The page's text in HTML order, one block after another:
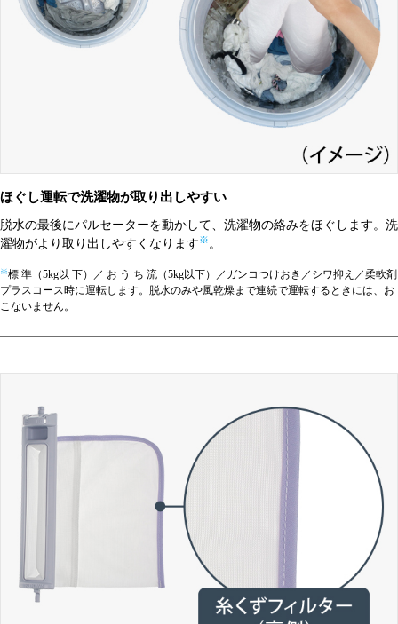
ほぐし運転で洗濯物が取り出しやすい
脱水の最後にパルセーターを動かして、洗濯物の絡みをほぐします。洗
濯物がより取り出しやすくなります※。
※標 準（5kg以 下）／ お う ち 流（5kg以下）／ガンコつけおき／シワ抑え／柔軟剤
プラスコース時に運転します。脱水のみや風乾燥まで連続で運転するときには、お
こないません。